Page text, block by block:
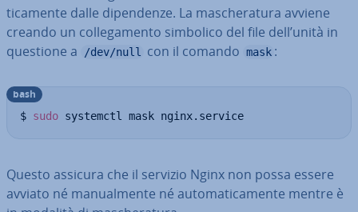
ti­ca­men­te dalle di­pen­den­ze. La ma­sche­ra­tu­ra avviene
creando un col­le­ga­men­to simbolico del file dell’unità in
questione a
/dev/null con il comando mask :
$ sudo systemctl mask nginx.service
bash
Questo assicura che il servizio Nginx non possa essere
avviato né ma­nual­men­te né au­to­ma­ti­ca­men­te mentre è